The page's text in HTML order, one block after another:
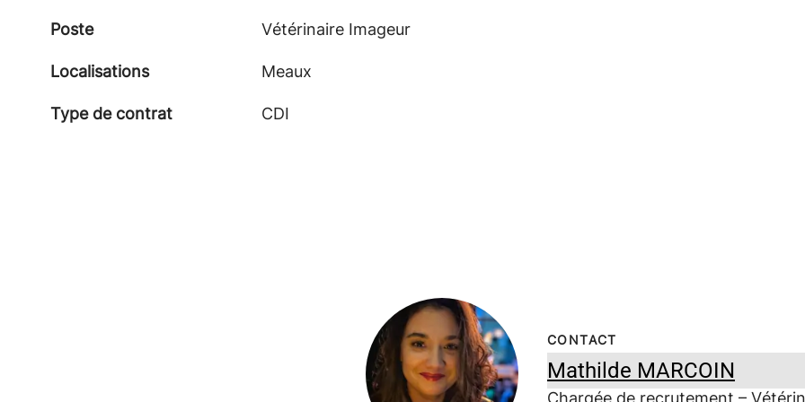
Poste Vétérinaire Imageur
Localisations Meaux
Type de contrat CDI
CONTACT
Mathilde MARCOIN
Chargée de recrutement –